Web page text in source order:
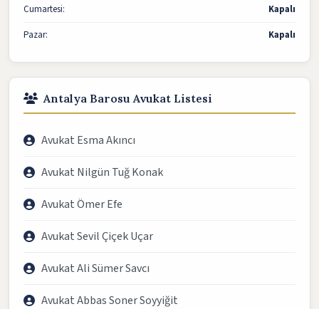
Cumartesi:
Kapalı
Pazar:
Kapalı
Antalya Barosu Avukat Listesi
Avukat Esma Akıncı
Avukat Nilgün Tuğ Konak
Avukat Ömer Efe
Avukat Sevil Çiçek Uçar
Avukat Ali Sümer Savcı
Avukat Abbas Soner Soyyiğit